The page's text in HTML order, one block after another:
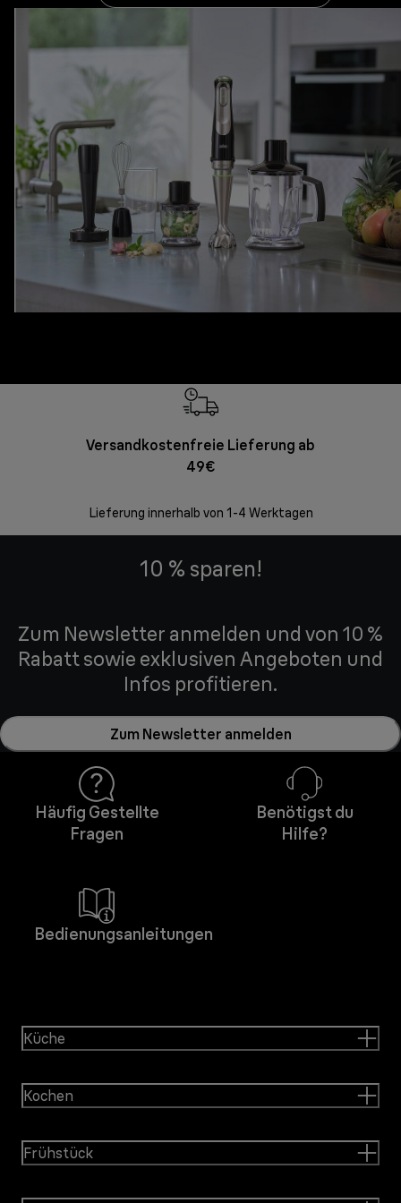
Versandkostenfreie Lieferung ab
49€
Lieferung innerhalb von 1-4 Werktagen
10 % sparen!
Zum Newsletter anmelden und von 10 %
Rabatt sowie exklusiven Angeboten und
Infos profitieren.
Zum Newsletter anmelden
Häufig Gestellte
Fragen
Benötigst du
Hilfe?
Bedienungsanleitungen
Küche
Kochen
Frühstück